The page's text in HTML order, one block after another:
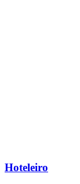
Hoteleiro